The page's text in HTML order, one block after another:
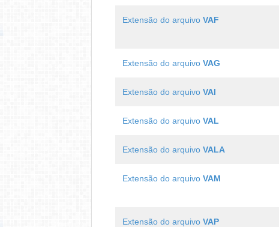
Extensão do arquivo VAF
Extensão do arquivo VAG
Extensão do arquivo VAI
Extensão do arquivo VAL
Extensão do arquivo VALA
Extensão do arquivo VAM
Extensão do arquivo VAP